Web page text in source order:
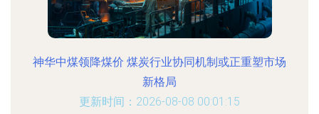
神华中煤领降煤价 煤炭行业协同机制或正重塑市场
新格局
更新时间：2026-08-08 00:01:15